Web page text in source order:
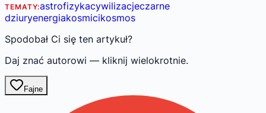
TEMATY:astrofizykacywilizacjeczarne
dziuryenergiakosmicikosmos
Spodobał Ci się ten artykuł?
Daj znać autorowi — kliknij wielokrotnie.
Fajne